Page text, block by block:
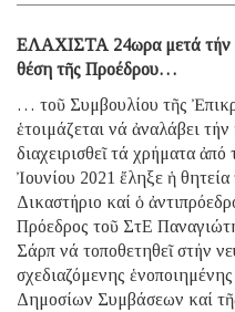
ΕΛΑΧΙΣΤΑ 24ωρα μετά τήν
θέση τῆς Προέδρου…
… τοῦ Συμβουλίου τῆς
ἑτοιμάζεται νά ἀναλάβει
διαχειρισθεῖ τά χρήματα
Ἰουνίου 2021 ἔληξε ἡ
Δικαστήριο καί ὁ
Πρόεδρος τοῦ ΣτΕ
Σάρπ νά τοποθετηθεῖ στήν
σχεδιαζόμενης
Δημοσίων Συμβάσεων καί